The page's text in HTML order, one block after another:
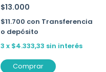
$13.000
$11.700 con Transferencia
o depósito
3 x $4.333,33 sin interés
Comprar